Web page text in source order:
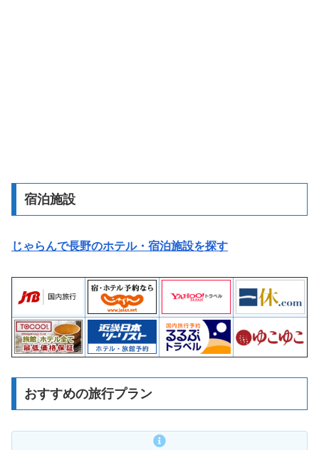
宿泊施設
じゃらんで長野のホテル・宿泊施設を探す
おすすめの旅行プラン